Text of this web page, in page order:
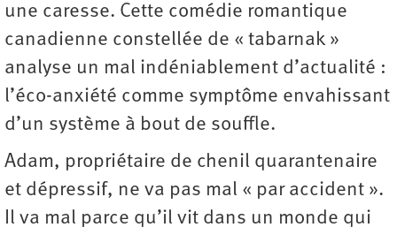
une caresse. Cette comédie romantique
canadienne constellée de « tabarnak »
analyse un mal indéniablement d’actualité :
l’éco-anxiété comme symptôme envahissant
d’un système à bout de souffle.
Adam, propriétaire de chenil quarantenaire
et dépressif, ne va pas mal « par accident ».
Il va mal parce qu’il vit dans un monde qui